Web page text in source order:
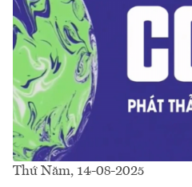
Thứ Năm, 14-08-2025